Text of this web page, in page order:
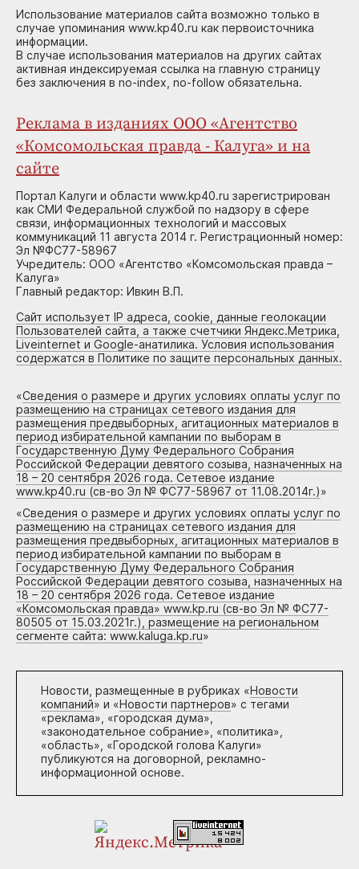
Использование материалов сайта возможно только в
случае упоминания www.kp40.ru как первоисточника
информации.
В случае использования материалов на других сайтах
активная индексируемая ссылка на главную страницу
без заключения в no-index, no-follow обязательна.
Реклама в изданиях ООО «Агентство
«Комсомольская правда - Калуга» и на
сайте
Портал Калуги и области www.kp40.ru зарегистрирован
как СМИ Федеральной службой по надзору в сфере
связи, информационных технологий и массовых
коммуникаций 11 августа 2014 г. Регистрационный номер:
Эл №ФС77-58967
Учредитель: ООО «Агентство «Комсомольская правда –
Калуга»
Главный редактор: Ивкин В.П.
Сайт использует IP адреса, cookie, данные геолокации
Пользователей сайта, а также счетчики Яндекс.Метрика,
Liveinternet и Google-анатилика. Условия использования
содержатся в Политике по защите персональных данных.
«Сведения о размере и других условиях оплаты услуг по
размещению на страницах сетевого издания для
размещения предвыборных, агитационных материалов в
период избирательной кампании по выборам в
Государственную Думу Федерального Собрания
Российской Федерации девятого созыва, назначенных на
18 – 20 сентября 2026 года. Сетевое издание
www.kp40.ru (св-во Эл № ФС77-58967 от 11.08.2014г.)»
«Сведения о размере и других условиях оплаты услуг по
размещению на страницах сетевого издания для
размещения предвыборных, агитационных материалов в
период избирательной кампании по выборам в
Государственную Думу Федерального Собрания
Российской Федерации девятого созыва, назначенных на
18 – 20 сентября 2026 года. Сетевое издание
«Комсомольская правда» www.kp.ru (св-во Эл № ФС77-
80505 от 15.03.2021г.), размещение на региональном
сегменте сайта: www.kaluga.kp.ru»
Новости, размещенные в рубриках «Новости
компаний» и «Новости партнеров» с тегами
«реклама», «городская дума»,
«законодательное собрание», «политика»,
«область», «Городской голова Калуги»
публикуются на договорной, рекламно-
информационной основе.